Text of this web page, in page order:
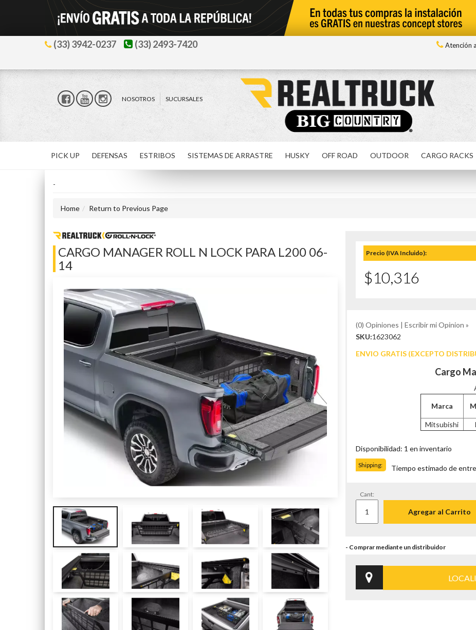
(33) 3942-0237 (33) 2493-7420 Atención
NOSOTROS
SUCURSALES
PICK UP DEFENSAS ESTRIBOS SISTEMAS DE ARRASTRE HUSKY OFF ROAD OUTDOOR CARGO RACKS
-
Home Return to Previous Page
CARGO MANAGER ROLL N LOCK PARA L200 06-
14
Precio (IVA Incluido):
$10,316
(0) Opiniones | Escribir mi Opinion »
SKU:1623062
ENVIO GRATIS (EXCEPTO
Cargo
Marca
Mitsubishi
Disponibilidad: 1 en inventario
Shipping: Tiempo estimado de
Cant:
Agregar al Carrito